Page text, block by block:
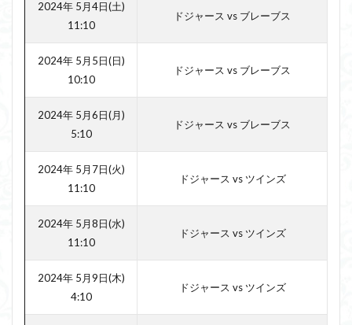
2024年 5月4日(土)
11:10
ドジャース vs ブレーブス
2024年 5月5日(日)
10:10
ドジャース vs ブレーブス
2024年 5月6日(月)
5:10
ドジャース vs ブレーブス
2024年 5月7日(火)
11:10
ドジャース vs ツインズ
2024年 5月8日(水)
11:10
ドジャース vs ツインズ
2024年 5月9日(木)
4:10
ドジャース vs ツインズ